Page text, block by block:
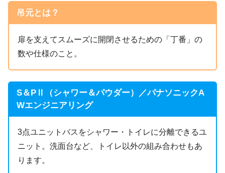
吊元とは？
扉を支えてスムーズに開閉させるための「丁番」の
数や仕様のこと。
S＆PⅡ（シャワー＆パウダー）／パナソニックA
Wエンジニアリング
3点ユニットバスをシャワー・トイレに分離できるユ
ニット。洗面台など、トイレ以外の組み合わせもあ
ります。